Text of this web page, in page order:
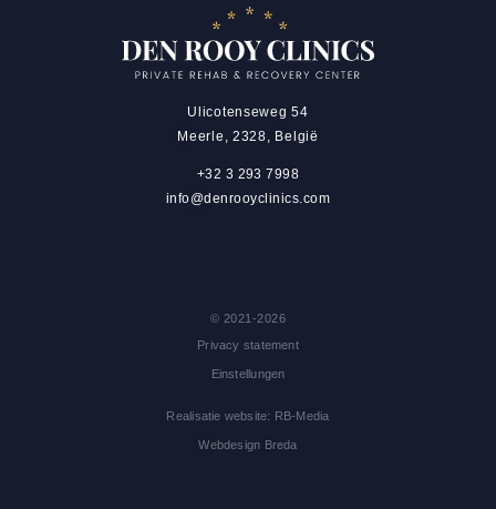
Ulicotenseweg 54
Meerle, 2328, België
+32 3 293 7998
info@denrooyclinics.com
© 2021-2026
Privacy statement
Einstellungen
Realisatie website: RB-Media
Webdesign Breda